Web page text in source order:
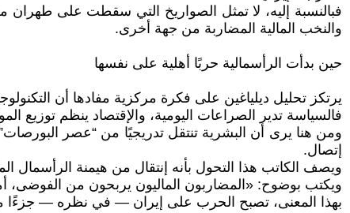
فبالنسبة إليه، لا تمثل الصواريخ التي سقطت على طهران
والنخب المالية المضاربة من جهة أخرى.
حين بدأت الرأسمالية حربًا أهلية على نفسها
يرتكز تحليل ديلياغين على فكرة مركزية مفادها أن
فالسياسة تدير الصراعات اليومية، والإقتصاد ينظم توزيع
ومن هنا يرى أن البشرية تنتقل تدريجيًا من “عصر
إتصال.
ويصف الكاتب هذا التحول بأنه إنتقال من هيمنة الرأسمال
ويكتب بوضوح: «المضاربون الماليون يربحون من الفوضى،
بهذا المعنى، تصبح الحرب على إيران — في نظره — جزءًا من